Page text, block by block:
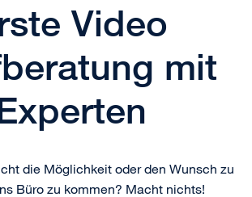
Video
mit
die Möglichkeit oder den Wunsch zu
Büro zu kommen? Macht nichts!